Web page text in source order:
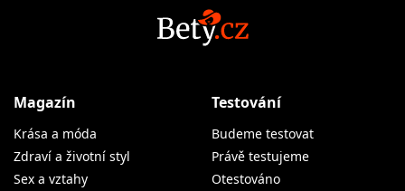
Magazín
Krása a móda
Zdraví a životní styl
Sex a vztahy
Testování
Budeme testovat
Právě testujeme
Otestováno